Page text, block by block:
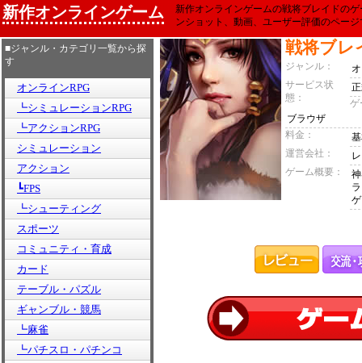
新作オンラインゲーム
新作オンラインゲームの戦将ブレイドの
ンショット、動画、ユーザー評価のページ
■ジャンル・カテゴリ一覧から探
す
オンラインRPG
┗シミュレーションRPG
┗アクションRPG
シミュレーション
アクション
┗FPS
┗シューティング
スポーツ
コミュニティ・育成
カード
テーブル・パズル
ギャンブル・競馬
┗麻雀
┗パチスロ・パチンコ
戦将ブレ
ジャンル：
サービス状
態：
ゲ
ブラウザ
料金：
運営会社：
ゲーム概要：